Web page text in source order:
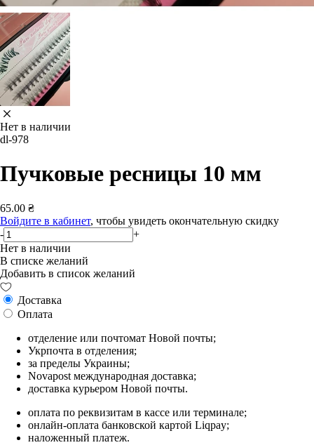
Нет в наличии
dl-978
Пучковые ресницы 10 мм
65.00 ₴
Войдите в кабинет, чтобы увидеть окончательную скидку
-
+
Нет в наличии
В списке желаний
Добавить в список желаний
Доставка
Оплата
отделение или почтомат Новой почты;
Укрпочта в отделения;
за пределы Украины;
Novapost международная доставка;
доставка курьером Новой почты.
оплата по реквизитам в кассе или терминале;
онлайн-оплата банковской картой Liqpay;
наложенный платеж.